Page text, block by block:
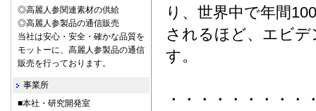
り、世界中で年間
されるほど、エビ
す。
・・・・・・・・
◎高麗人参関連素材の供給
◎高麗人参製品の通信販売
当社は安心・安全・確かな品質を
モットーに、高麗人参製品の通信
販売を行っております。
事業所
■本社・研究開発室